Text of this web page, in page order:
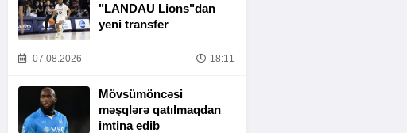
"LANDAU Lions"dan
yeni transfer
07.08.2026 18:11
Mövsümöncəsi
məşqlərə qatılmaqdan
imtina edib